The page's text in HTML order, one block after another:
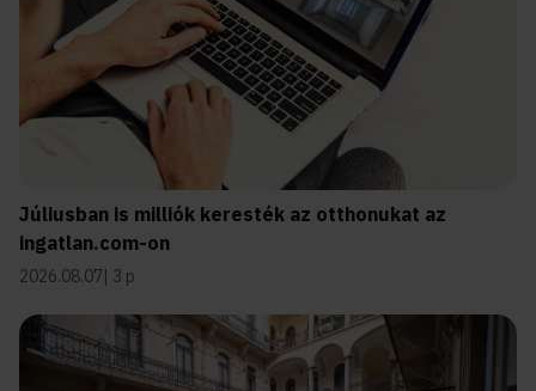
Júliusban is milliók keresték az otthonukat az
ingatlan.com-on
2026.08.07 3 p